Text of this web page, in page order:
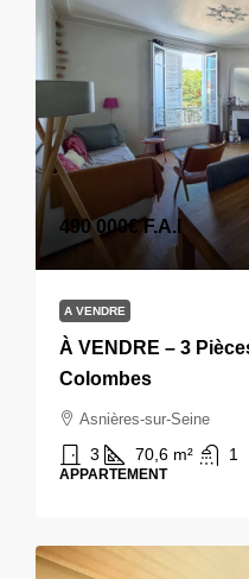
490 000€F.A.I
A VENDRE
À VENDRE – 3
Colombes
Asnières-sur-Seine
3 70,6 m² 1
APPARTEMENT